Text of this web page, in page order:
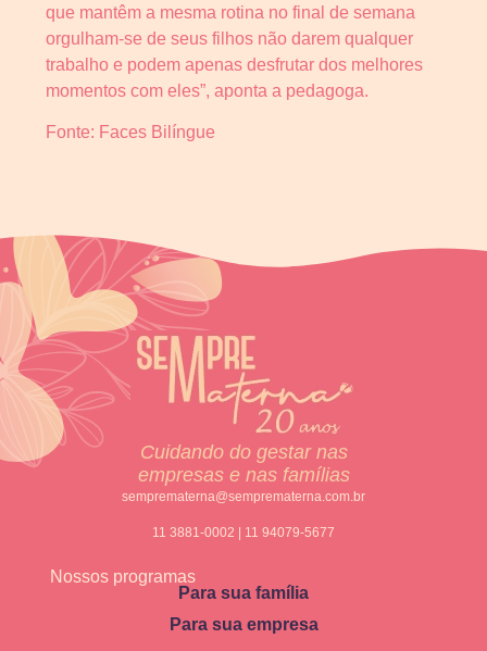
que mantêm a mesma rotina no final de semana
orgulham-se de seus filhos não darem qualquer
trabalho e podem apenas desfrutar dos melhores
momentos com eles”, aponta a pedagoga.
Fonte: Faces Bilíngue
Cuidando do gestar nas
empresas e nas famílias
semprematerna@semprematerna.com.br
11 3881-0002 | 11 94079-5677
Nossos programas
Para sua família
Para sua empresa